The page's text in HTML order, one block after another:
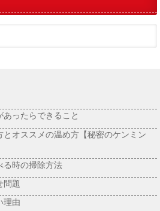
ったらできること
オススメの温め方【秘密のケンミン
る時の掃除方法
問題
理由